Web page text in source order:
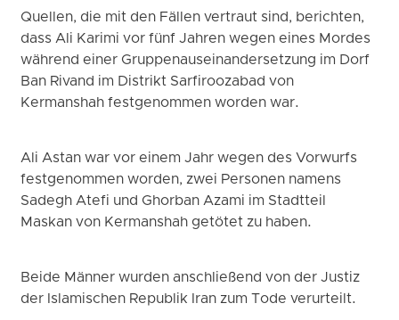
Quellen, die mit den Fällen vertraut sind, berichten,
dass Ali Karimi vor fünf Jahren wegen eines Mordes
während einer Gruppenauseinandersetzung im Dorf
Ban Rivand im Distrikt Sarfiroozabad von
Kermanshah festgenommen worden war.
Ali Astan war vor einem Jahr wegen des Vorwurfs
festgenommen worden, zwei Personen namens
Sadegh Atefi und Ghorban Azami im Stadtteil
Maskan von Kermanshah getötet zu haben.
Beide Männer wurden anschließend von der Justiz
der Islamischen Republik Iran zum Tode verurteilt.